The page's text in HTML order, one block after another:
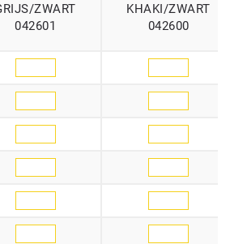
ZWART
042601
KHAKI/ZWART
042600